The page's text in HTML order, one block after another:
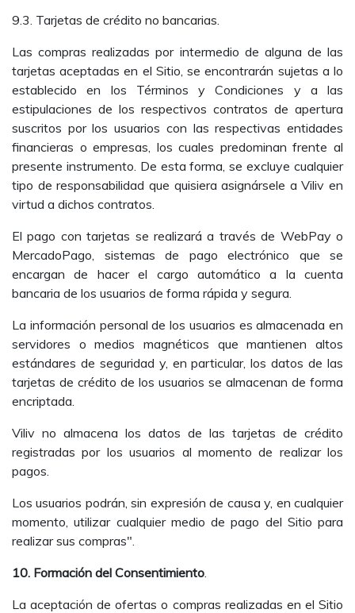
9.3. Tarjetas de crédito no bancarias.
Las compras realizadas por intermedio de alguna de las
tarjetas aceptadas en el Sitio, se encontrarán sujetas a lo
establecido en los Términos y Condiciones y a las
estipulaciones de los respectivos contratos de apertura
suscritos por los usuarios con las respectivas entidades
financieras o empresas, los cuales predominan frente al
presente instrumento. De esta forma, se excluye cualquier
tipo de responsabilidad que quisiera asignársele a Viliv en
virtud a dichos contratos.
El pago con tarjetas se realizará a través de WebPay o
MercadoPago, sistemas de pago electrónico que se
encargan de hacer el cargo automático a la cuenta
bancaria de los usuarios de forma rápida y segura.
La información personal de los usuarios es almacenada en
servidores o medios magnéticos que mantienen altos
estándares de seguridad y, en particular, los datos de las
tarjetas de crédito de los usuarios se almacenan de forma
encriptada.
Viliv no almacena los datos de las tarjetas de crédito
registradas por los usuarios al momento de realizar los
pagos.
Los usuarios podrán, sin expresión de causa y, en cualquier
momento, utilizar cualquier medio de pago del Sitio para
realizar sus compras".
10. Formación del Consentimiento.
La aceptación de ofertas o compras realizadas en el Sitio